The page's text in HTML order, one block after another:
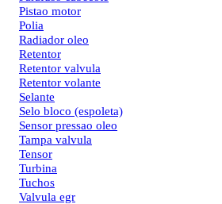
Pistao motor
Polia
Radiador oleo
Retentor
Retentor valvula
Retentor volante
Selante
Selo bloco (espoleta)
Sensor pressao oleo
Tampa valvula
Tensor
Turbina
Tuchos
Valvula egr